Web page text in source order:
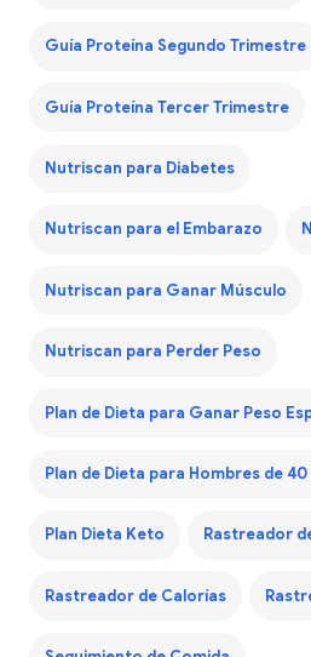
Guía Proteína Segundo Trimestre
Guía Proteína Tercer Trimestre
Nutriscan para Diabetes
Nutriscan para el Embarazo
Nutriscan para Ganar Músculo
Nutriscan para Perder Peso
Plan de Dieta para Ganar Peso
Plan de Dieta para Hombres de
Plan Dieta Keto Rastreador
Rastreador de Calorías